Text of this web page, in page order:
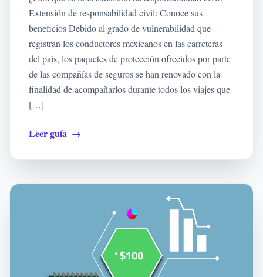
Extensión de responsabilidad civil: Conoce sus
beneficios Debido al grado de vulnerabilidad que
registran los conductores mexicanos en las carreteras
del país, los paquetes de protección ofrecidos por parte
de las compañías de seguros se han renovado con la
finalidad de acompañarlos durante todos los viajes que
[…]
Leer guía →